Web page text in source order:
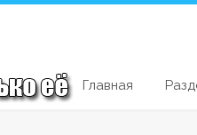
Главная